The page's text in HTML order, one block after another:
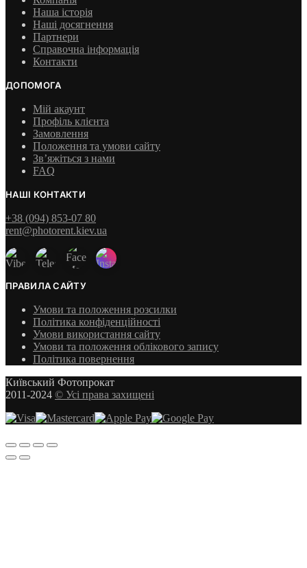
Наша історія
Наші досягнення
Партнери
Справочна інформація
Контакти
ДОПОМОГА
Мій акаунт
Профіль клієнта
Замовлення
Положення та умови сайту
Зв’яжіться з нами
FAQ
НАШІ КОНТАКТИ
+38 (094) 853-07 80
rent@photorent.kiev.ua
ПРАВИЛА САЙТУ
Умови та положення розсилки
Політика конфіденційності
Умови використання сайту
Умови та положення облікового запису
Політика повернення
Київський Фотопрокат
2011-2024 © Усі права захищені